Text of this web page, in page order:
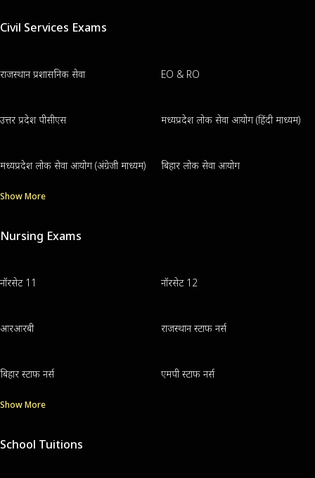
Civil Services Exams
राजस्थान प्रशासनिक सेवा EO & RO
उत्तर प्रदेश पीसीएस मध्यप्रदेश लोक सेवा आयोग (हिंदी माध्यम)
मध्यप्रदेश लोक सेवा आयोग (अंग्रेजी माध्यम) बिहार लोक सेवा आयोग
Show More
Nursing Exams
नॉरसेट 11 नॉरसेट 12
आरआरबी राजस्थान स्टाफ नर्स
बिहार स्टाफ नर्स एमपी स्टाफ नर्स
Show More
School Tuitions